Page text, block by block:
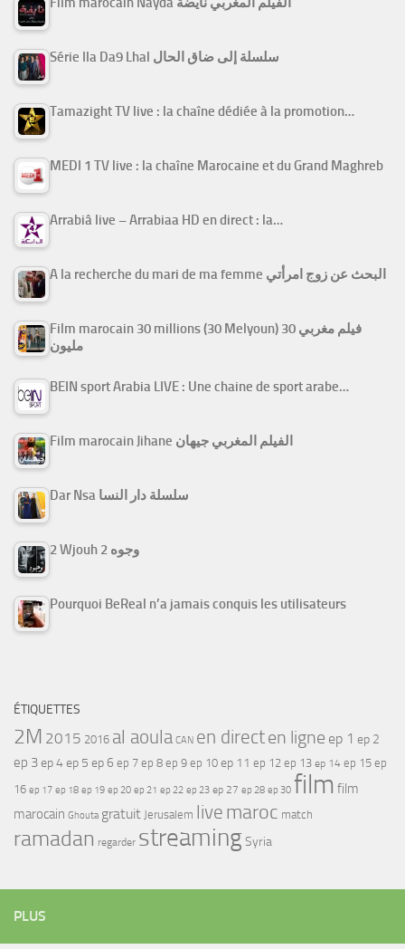
Série Ila Da9 Lhal سلسلة إلى ضاق الحال
Tamazight TV live : la chaîne dédiée à la promotion…
MEDI 1 TV live : la chaîne Marocaine et du Grand Maghreb
Arrabiâ live – Arrabiaa HD en direct : la…
A la recherche du mari de ma femme البحث عن زوج امرأتي
Film marocain 30 millions (30 Melyoun) فيلم مغربي 30
مليون
BEIN sport Arabia LIVE : Une chaine de sport arabe…
Film marocain Jihane الفيلم المغربي جيهان
Dar Nsa سلسلة دار النسا
2 Wjouh 2 وجوه
Pourquoi BeReal n’a jamais conquis les utilisateurs
ÉTIQUETTES
2M 2015 2016 al aoula CAN en directen ligne ep 1 ep 2
ep 3ep 4ep 5 ep 6 ep 7 ep 8 ep 9 ep 10 ep 11 ep 12 ep 13 ep 14 ep 15 ep
16 ep 17 ep 18 ep 19 ep 20 ep 21 ep 22 ep 23 ep 27 ep 28 ep 30 film film
marocain Ghouta gratuit Jerusalem live maroc match
ramadan regarder streamingSyria
PLUS